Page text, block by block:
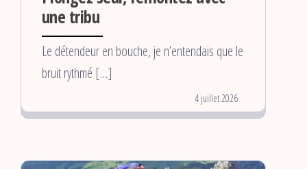
une tribu
Le détendeur en bouche, je n’entendais que le
bruit rythmé […]
4 juillet 2026